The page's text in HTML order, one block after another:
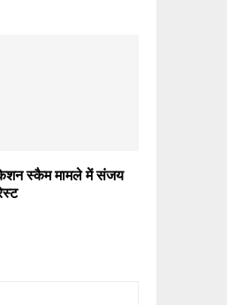
स्कैम मामले में संजय